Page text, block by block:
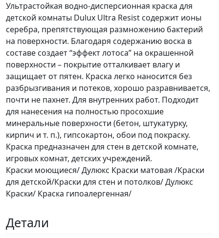
Ультрастойкая водно-дисперсионная краска для
детской комнаты Dulux Ultra Resist содержит ионы
серебра, препятствующая размножению бактерий
на поверхности. Благодаря содержанию воска в
составе создает “эффект лотоса” на окрашенной
поверхности – покрытие отталкивает влагу и
защищает от пятен. Краска легко наносится без
разбрызгивания и потеков, хорошо разравнивается,
почти не пахнет. Для внутренних работ. Подходит
для нанесения на полностью просохшие
минеральные поверхности (бетон, штукатурку,
кирпич и т. п.), гипсокартон, обои под покраску.
Краска предназначен для стен в детской комнате,
игровых комнат, детских учреждений.
Краски моющиеся/ Дулюкс Краски матовая /Краски
для детской/Краски для стен и потолков/ Дулюкс
Краски/ Краска гипоалергенная/
Детали